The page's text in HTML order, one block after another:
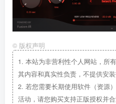
© 版权声明
1. 本站为非营利性个人网站，所
其内容和真实性负责，不提供安装
2. 若您需要长期使用软件（资源
活动，请您购买支持正版授权并合